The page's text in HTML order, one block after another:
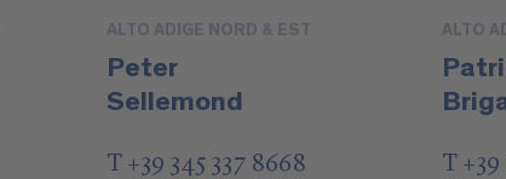
ALTO ADIGE NORD & EST
Peter
Sellemond
T +39 345 337 8668
ALTO
T +39